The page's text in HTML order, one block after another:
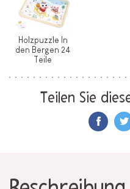
Holzpuzzle In
den Bergen 24
Teile
Teilen Sie